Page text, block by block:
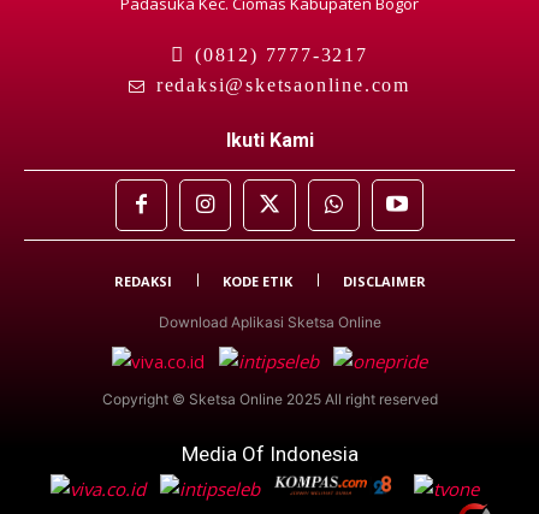
(0812) 7777-3217
redaksi@sketsaonline.com
Ikuti Kami
REDAKSI KODE ETIK DISCLAIMER
Download Aplikasi Sketsa Online
Copyright © Sketsa Online 2025 All right reserved
Media Of Indonesia